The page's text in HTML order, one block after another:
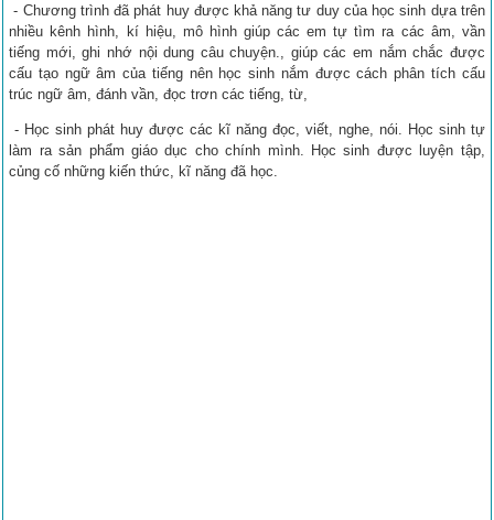
- Chương trình đã phát huy được khả năng tư duy của học sinh dựa trên
nhiều kênh hình, kí hiệu, mô hình giúp các em tự tìm ra các âm, vần
tiếng mới, ghi nhớ nội dung câu chuyện., giúp các em nắm chắc được
cấu tạo ngữ âm của tiếng nên học sinh nắm được cách phân tích cấu
trúc ngữ âm, đánh vần, đọc trơn các tiếng, từ,
- Học sinh phát huy được các kĩ năng đọc, viết, nghe, nói. Học sinh tự
làm ra sản phẩm giáo dục cho chính mình. Học sinh được luyện tập,
củng cố những kiến thức, kĩ năng đã học.